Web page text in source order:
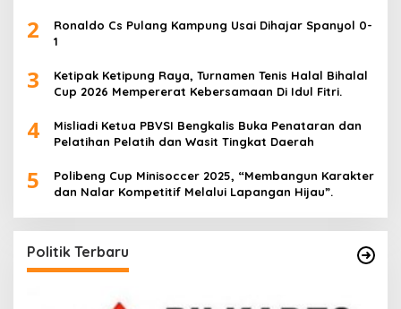
2
Ronaldo Cs Pulang Kampung Usai Dihajar Spanyol 0-
1
3
Ketipak Ketipung Raya, Turnamen Tenis Halal Bihalal
Cup 2026 Mempererat Kebersamaan Di Idul Fitri.
4
Misliadi Ketua PBVSI Bengkalis Buka Penataran dan
Pelatihan Pelatih dan Wasit Tingkat Daerah
5
Polibeng Cup Minisoccer 2025, “Membangun Karakter
dan Nalar Kompetitif Melalui Lapangan Hijau”.
Politik Terbaru